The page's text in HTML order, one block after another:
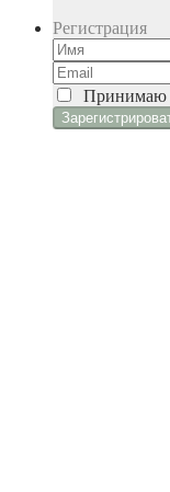
Регистрация
Принимаю